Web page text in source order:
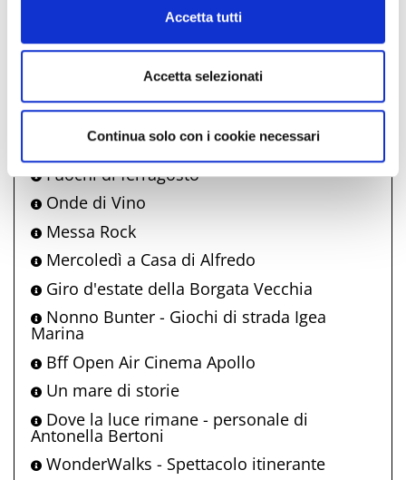
Accetta tutti
Accetta selezionati
Continua solo con i cookie necessari
Comune di Bellaria Igea Marina
propone anche
Bell'Italia
La carrozza incantata
Fuochi di ferragosto
Onde di Vino
Messa Rock
Mercoledì a Casa di Alfredo
Giro d'estate della Borgata Vecchia
Nonno Bunter - Giochi di strada Igea
Marina
Bff Open Air Cinema Apollo
Un mare di storie
Dove la luce rimane - personale di
Antonella Bertoni
WonderWalks - Spettacolo itinerante